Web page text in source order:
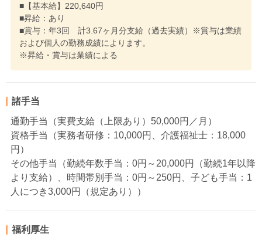
■【基本給】220,640円
■昇給：あり
■賞与：年3回 計3.67ヶ月分支給（過去実績）※賞与は業績
および個人の勤務成績によります。
※昇給・賞与は業績による
諸手当
通勤手当（実費支給（上限あり）50,000円／月）
資格手当（実務者研修：10,000円、介護福祉士：18,000
円）
その他手当（勤続年数手当：0円～20,000円（勤続1年以降
より支給）、時間帯別手当：0円～250円、子ども手当：1
人につき3,000円（規定あり））
福利厚生